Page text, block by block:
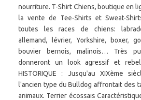
nourriture. T-Shirt Chiens, boutique en
la vente de Tee-Shirts et Sweat-
toutes les races de chiens:
allemand, lévrier, Yorkshire, boxer,
bouvier bernois, malinois… Très
donneront un look agressif et
HISTORIQUE : Jusqu'au XIXème
l'ancien type du Bulldog affrontait des
animaux. Terrier écossais